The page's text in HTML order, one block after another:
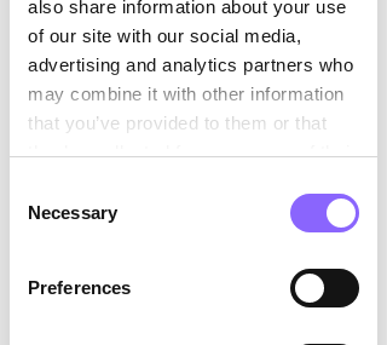
also share information about your use
of our site with our social media,
advertising and analytics partners who
may combine it with other information
that you’ve provided to them or that
they’ve collected from your use of their
Selection
Necessary
Preferences
inspiriert. Es zeigt, wie durch Empathie
und angepasste Verhaltensweisen
effektive Führung im Alltag integriert
werden kann, um die Beziehungen und
Könntest du das Prinzip des Spiegelns